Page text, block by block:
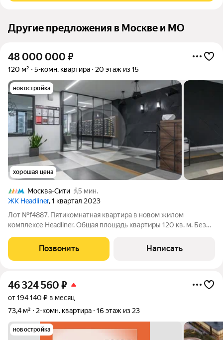
Другие предложения в Москве и МО
48 000 000 ₽
120 м² 5-комн. квартира 20 этаж из 15
новостройка
хорошая цена
Москва-Сити
5 мин.
ЖК Headliner, 1 квартал 2023
Лот №f4887. Пятикомнатная квартира в новом жилом
комплексе Headliner. Общая площадь квартиры 120 кв. м. Без
три спальни, два с/у. Приятные виды из окон: Москва-Сити,
река, двор. Квартира
Позвонить Написать
46 324 560 ₽
от 194 140 ₽ в месяц
73,4 м²
2-комн. квартира 16 этаж из 23
новостройка